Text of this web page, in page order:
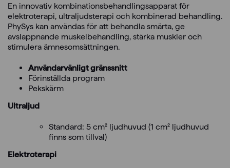
En innovativ kombinationsbehandlingsapparat för
elektroterapi, ultraljudsterapi och kombinerad behandling.
PhySys kan användas för att behandla smärta, ge
avslappnande muskelbehandling, stärka muskler och
stimulera ämnesomsättningen.
Användarvänligt gränssnitt
Förinställda program
Pekskärm
Ultraljud
Standard: 5 cm² ljudhuvud (1 cm² ljudhuvud
finns som tillval)
Elektroterapi